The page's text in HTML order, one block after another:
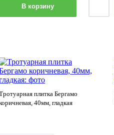
В корзину
плитка Бергамо
40мм, гладкая